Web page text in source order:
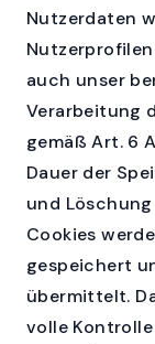
Nutzerdaten
auch unser
Verarbeitung
gemäß Art. 6
Dauer der
und Löschung
Cookies
gespeichert
übermittelt.
volle